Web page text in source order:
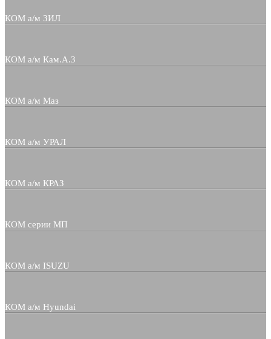
КОМ а/м ЗИЛ
КОМ а/м Кам.А.З
КОМ а/м Маз
КОМ а/м УРАЛ
КОМ а/м КРАЗ
КОМ серии МП
КОМ а/м ISUZU
КОМ а/м Hyundai